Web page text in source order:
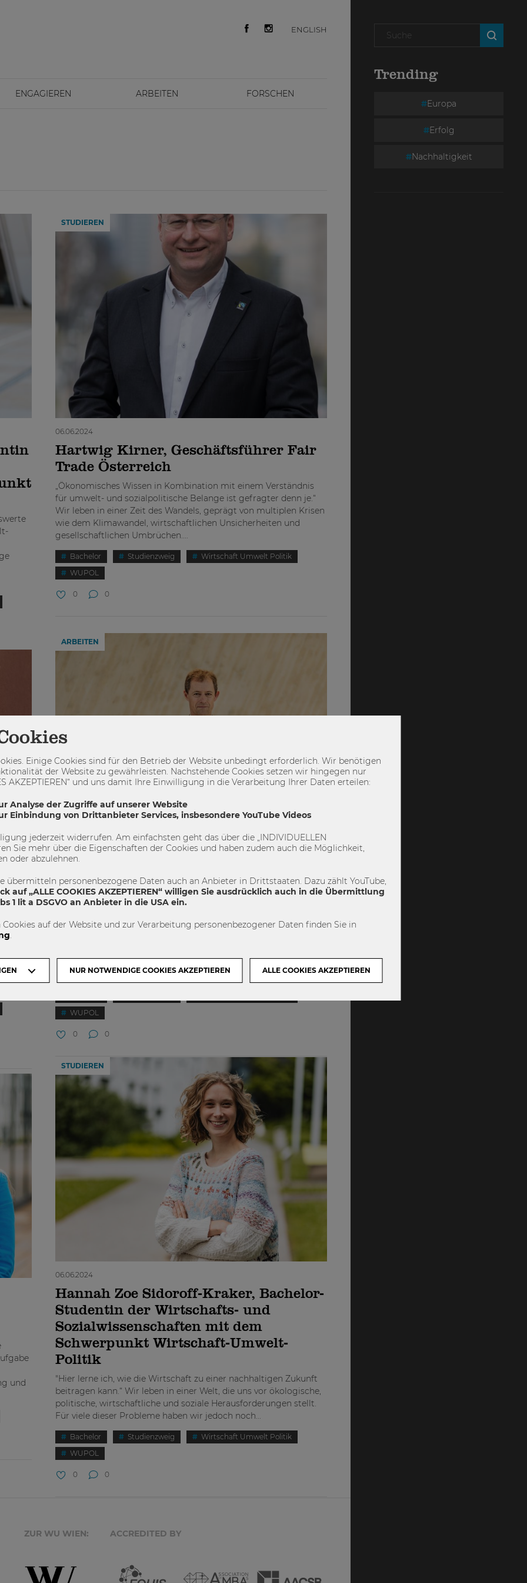
ENGLISH
ENGAGIEREN ARBEITEN FORSCHEN
Trending
Europa
Erfolg
Nachhaltigkeit
STUDIEREN
06.06.2024
Hartwig Kirner, Geschäftsführer Fair
Trade Österreich
„Ökonomisches Wissen in Kombination mit einem Verständnis
für umwelt- und sozialpolitische Belange ist gefragter denn je.“
Wir leben in einer Zeit des Wandels, geprägt von multiplen Krisen
wie dem Klimawandel, wirtschaftlichen Unsicherheiten und
gesellschaftlichen Umbrüchen....
Bachelor Studienzweig
Wirtschaft Umwelt Politik
WUPOL
0 0
ARBEITEN
06.06.2024
Planungsdirektor in der
Magistratsdirektion der Stadt Wien,
Geschäftsbereich Bauten und Technik
der Umwelt, sondern globale Krisen für das menschliche,...
WUPOL
0 0
zu
STUDIEREN
06.06.2024
Hannah Zoe Sidoroff-Kraker, Bachelor-
Studentin der Wirtschafts- und
Sozialwissenschaften mit dem
Schwerpunkt Wirtschaft-Umwelt-
Politik
"Hier lerne ich, wie die Wirtschaft zu einer nachhaltigen Zukunft
beitragen kann.“ Wir leben in einer Welt, die uns vor ökologische,
politische, wirtschaftliche und soziale Herausforderungen stellt.
Für viele dieser Probleme haben wir jedoch noch...
Bachelor Studienzweig
Wirtschaft Umwelt Politik
WUPOL
0 0
und
ZUR WU WIEN: ACCREDITED BY
Einige Cookies sind für den Betrieb der Website unbedingt erforderlich. Wir benötigen
der Website zu gewährleisten. Nachstehende Cookies setzen wir hingegen nur
AKZEPTIEREN“ und uns damit Ihre Einwilligung in die Verarbeitung Ihrer Daten erteilen:
Analyse der Zugriffe auf unserer Website
Einbindung von Drittanbieter Services, insbesondere YouTube Videos
jederzeit widerrufen. Am einfachsten geht das über die „INDIVIDUELLEN
Sie mehr über die Eigenschaften der Cookies und haben zudem auch die Möglichkeit,
oder abzulehnen.
übermitteln personenbezogene Daten auch an Anbieter in Drittstaaten. Dazu zählt YouTube,
auf „ALLE COOKIES AKZEPTIEREN“ willigen Sie ausdrücklich auch in die Übermittlung
1 lit a DSGVO an Anbieter in die USA ein.
auf der Website und zur Verarbeitung personenbezogener Daten finden Sie in
NUR NOTWENDIGE COOKIES AKZEPTIEREN ALLE COOKIES AKZEPTIEREN